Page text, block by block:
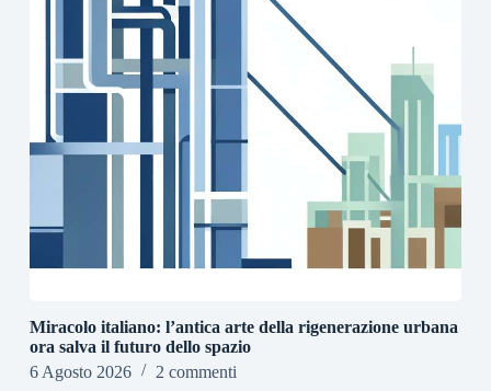
Miracolo italiano: l’antica arte della rigenerazione urbana
ora salva il futuro dello spazio
6 Agosto 2026
2 commenti